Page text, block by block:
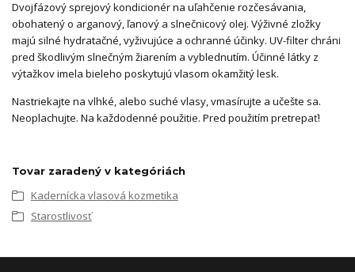
Dvojfázový sprejový kondicionér na uľahčenie rozčesávania,
obohatený o arganový, ľanový a slnečnicový olej. Výživné zložky
majú silné hydratačné, vyživujúce a ochranné účinky. UV-filter chráni
pred škodlivým slnečným žiarením a vyblednutím. Účinné látky z
výtažkov imela bieleho poskytujú vlasom okamžitý lesk.
Nastriekajte na vlhké, alebo suché vlasy, vmasírujte a učešte sa.
Neoplachujte. Na každodenné použitie. Pred použitím pretrepať!
Tovar zaradený v kategóriách
Kadernícka vlasová kozmetika
Starostlivosť